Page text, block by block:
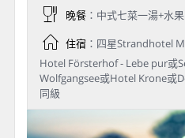
晚餐：中式七菜一湯+水果
住宿：四星Strandhotel
Hotel Försterhof - Lebe pur或
Wolfgangsee或Hotel Krone或
同級